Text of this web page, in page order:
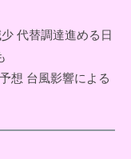
代替調達進める日
想 台風影響による